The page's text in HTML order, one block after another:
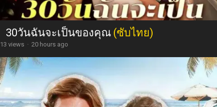
30วันฉันจะเป็นของคุณ (ซับไทย)
13 views · 20 hours ago